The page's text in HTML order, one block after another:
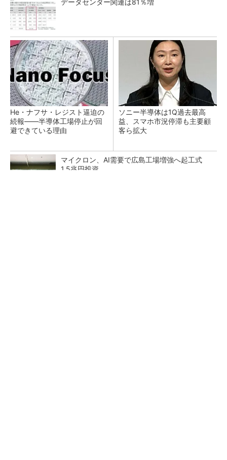
データセンター関連は81％増
He・ナフサ・レジスト逼迫の
続報――半導体工場停止が回
避できている理由
ソニー半導体は1Q過去最高
益、スマホ市況停滞も主要顧
客ら拡大
マイクロン、AI需要で広島工場増強へ起工式
1.5兆円投資